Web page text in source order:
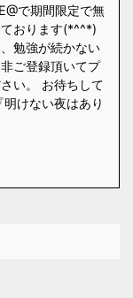
で期間限定で無
おります(*^^*)
勉強が続かない
ご登録頂いてプ
い。 お待ちして
けない夜はあり